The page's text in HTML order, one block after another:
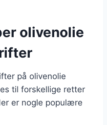
olivenolie
på olivenolie
til forskellige retter
er nogle populære